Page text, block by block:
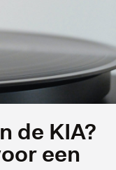
de KIA?
een